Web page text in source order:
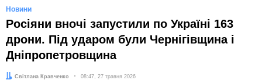
Новини
Росіяни вночі запустили по Україні 163
дрони. Під ударом були Чернігівщина і
Дніпропетровщина
Автор:
Світлана Кравченко Дата:
08:47, 27 травня 2026